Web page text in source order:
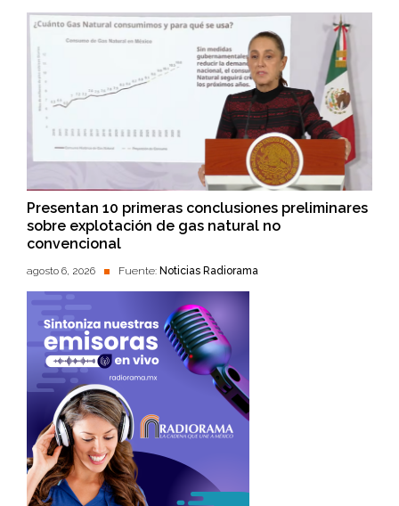
Presentan 10 primeras conclusiones preliminares
sobre explotación de gas natural no
convencional
agosto 6, 2026 Fuente: Noticias Radiorama